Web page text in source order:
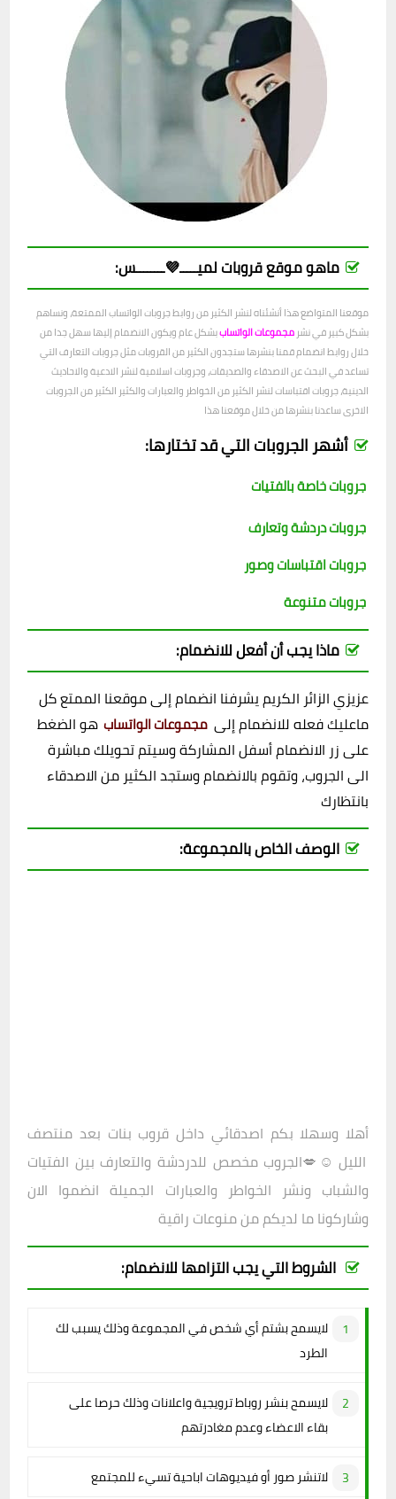
ماهو موقع قروبات لميـــــ💜ــــــــس:
موقعنا المتواضع هذا أنشئناه لنشر الكثير من روابط جروبات الواتساب الممتعة، ونساهم
بشكل كبير في نشر مجموعات الواتساببشكل عام ويكون الانضمام إليها سهل جدا من
خلال روابط انضمام قمنا بنشرها ستجدون الكثير من القروبات مثل جروبات التعارف التي
تساعد في البحث عن الاصدقاء والصديقات، وجروبات اسلامية لنشر الادعية والاحاديث
الدينية، جروبات اقتباسات لنشر الكثير من الخواطر والعبارات والكثير الكثير من الجروبات
الاخرى ساعدنا بنشرها من خلال موقعنا هذا
أشهر الجروبات التي قد تختارها:
جروبات خاصة بالفتيات
جروبات دردشة وتعارف
جروبات اقتباسات وصور
جروبات متنوعة
ماذا يجب أن أفعل للانضمام:
عزيزي الزائر الكريم يشرفنا انضمام إلى موقعنا الممتع كل
ماعليك فعله للانضمام إلى مجموعات الواتساب هو الضغط
على زر الانضمام أسفل المشاركة وسيتم تحويلك مباشرة
الى الجروب، وتقوم بالانضمام وستجد الكثير من الاصدقاء
بانتظارك
الوصف الخاص بالمجموعة:
أهلا وسهلا بكم اصدقائي داخل قروب بنات بعد منتصف
الليل ☺💋الجروب مخصص للدردشة والتعارف بين الفتيات
والشباب ونشر الخواطر والعبارات الجميلة انضموا الان
وشاركونا ما لديكم من منوعات راقية
الشروط التي يجب التزامها للانضمام:
لايسمح بشتم أي شخص في المجموعة وذلك يسبب لك
الطرد
لايسمح بنشر روباط ترويجية واعلانات وذلك حرصا على
بقاء الاعضاء وعدم مغادرتهم
لاتنشر صور أو فيديوهات اباحية تسيء للمجتمع